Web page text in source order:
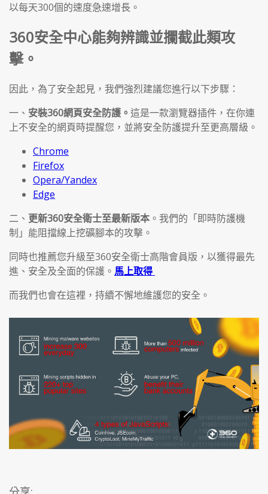
以每天300個的速度急速增長。
360安全中心能夠辨識並攔截此類攻
擊。
因此，為了安全起見，我們強烈建議您進行以下步驟：
一、 安裝360網頁安全防護。 這是一款瀏覽器插件，在你連
上不安全的網頁時提醒您，並將安全防護提升至更高層級。
Chrome
Firefox
Opera/Yandex
Edge
二、 更新360安全衛士至最新版本 。我們的「即時防護機
制」能阻擋線上挖礦腳本的攻擊。
同時也推薦您升級至360安全衛士高階會員版，以獲得最先
進、安全及全面的保護。 馬上取得
而我們也會在這裡，持續不懈地維護您的安全。